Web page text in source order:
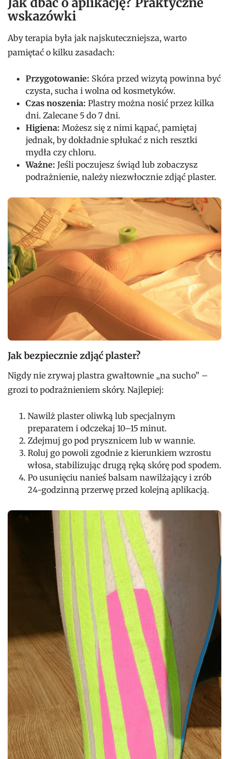
wskazówki
Aby terapia była jak najskuteczniejsza, warto
pamiętać o kilku zasadach:
Przygotowanie: Skóra przed wizytą powinna być
czysta, sucha i wolna od kosmetyków.
Czas noszenia: Plastry można nosić przez kilka
dni. Zalecane 5 do 7 dni.
Higiena: Możesz się z nimi kąpać, pamiętaj
jednak, by dokładnie spłukać z nich resztki
mydła czy chloru.
Ważne: Jeśli poczujesz świąd lub zobaczysz
podrażnienie, należy niezwłocznie zdjąć plaster.
Jak bezpiecznie zdjąć plaster?
Nigdy nie zrywaj plastra gwałtownie „na sucho” –
grozi to podrażnieniem skóry. Najlepiej:
Nawilż plaster oliwką lub specjalnym
preparatem i odczekaj 10–15 minut.
Zdejmuj go pod prysznicem lub w wannie.
Roluj go powoli zgodnie z kierunkiem wzrostu
włosa, stabilizując drugą ręką skórę pod spodem.
Po usunięciu nanieś balsam nawilżający i zrób
24-godzinną przerwę przed kolejną aplikacją.